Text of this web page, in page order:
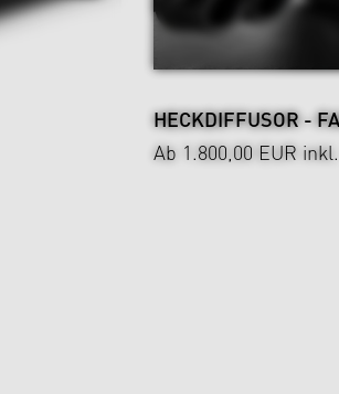
HECKDIFFUSOR -
Ab 1.800,00 EUR